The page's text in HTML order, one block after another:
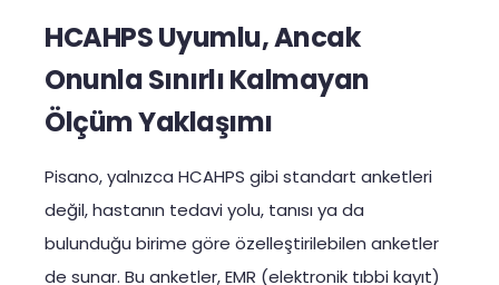
HCAHPS Uyumlu, Ancak
Onunla Sınırlı Kalmayan
Ölçüm Yaklaşımı
Pisano, yalnızca HCAHPS gibi standart anketleri
değil, hastanın tedavi yolu, tanısı ya da
bulunduğu birime göre özelleştirilebilen anketler
de sunar. Bu anketler, EMR (elektronik tıbbi kayıt)